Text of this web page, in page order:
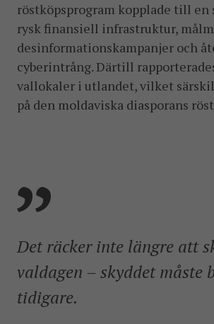
röstköpsprogram kopplade till en
rysk finansiell infrastruktur,
desinformationskampanjer och
cyberintrång. Därtill
vallokaler i utlandet, vilket
på den moldaviska diasporans
Det räcker inte längre att
valdagen – skyddet måste
tidigare.